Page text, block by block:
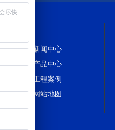
新闻中心
产品中心
工程案例
网站地图